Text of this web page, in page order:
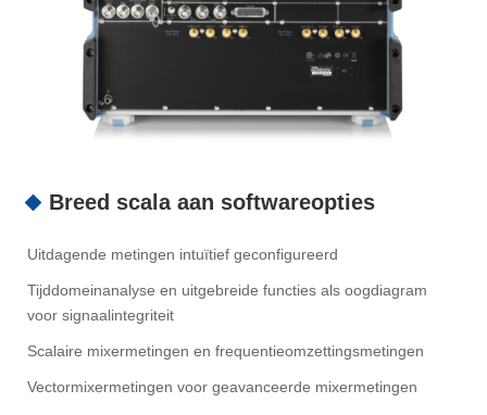
Breed scala aan softwareopties
Uitdagende metingen intuïtief geconfigureerd
Tijddomeinanalyse en uitgebreide functies als oogdiagram
voor signaalintegriteit
Scalaire mixermetingen en frequentieomzettingsmetingen
Vectormixermetingen voor geavanceerde mixermetingen